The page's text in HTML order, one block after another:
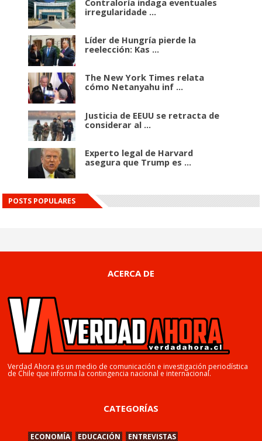
Contraloría indaga eventuales
irregularidade ...
Líder de Hungría pierde la
reelección: Kas ...
The New York Times relata
cómo Netanyahu inf ...
Justicia de EEUU se retracta de
considerar al ...
Experto legal de Harvard
asegura que Trump es ...
POSTS POPULARES
ACERCA DE
Verdad Ahora es un medio de comunicación e investigación periodística
de Chile que informa la contingencia nacional e internacional.
CATEGORÍAS
ECONOMÍA EDUCACIÓN ENTREVISTAS